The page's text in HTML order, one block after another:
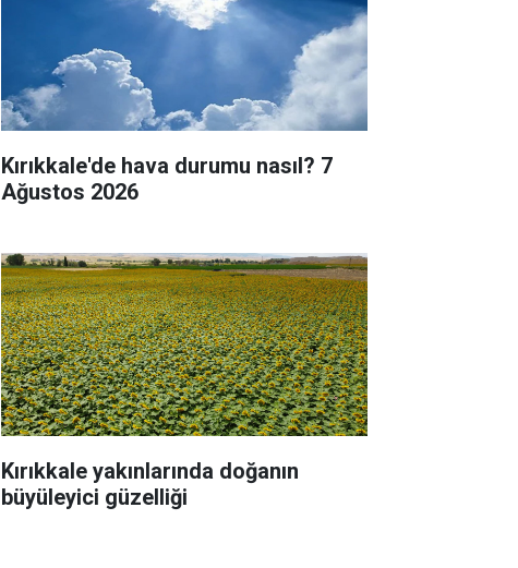
Kırıkkale'de hava durumu nasıl? 7
Ağustos 2026
Kırıkkale yakınlarında doğanın
büyüleyici güzelliği